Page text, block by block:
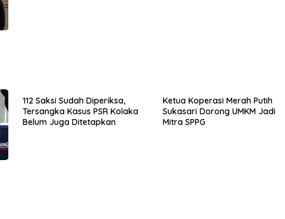
112 Saksi Sudah Diperiksa,
Tersangka Kasus PSR Kolaka
Belum Juga Ditetapkan
Ketua Koperasi Merah Putih
Sukasari Dorong UMKM Jadi
Mitra SPPG